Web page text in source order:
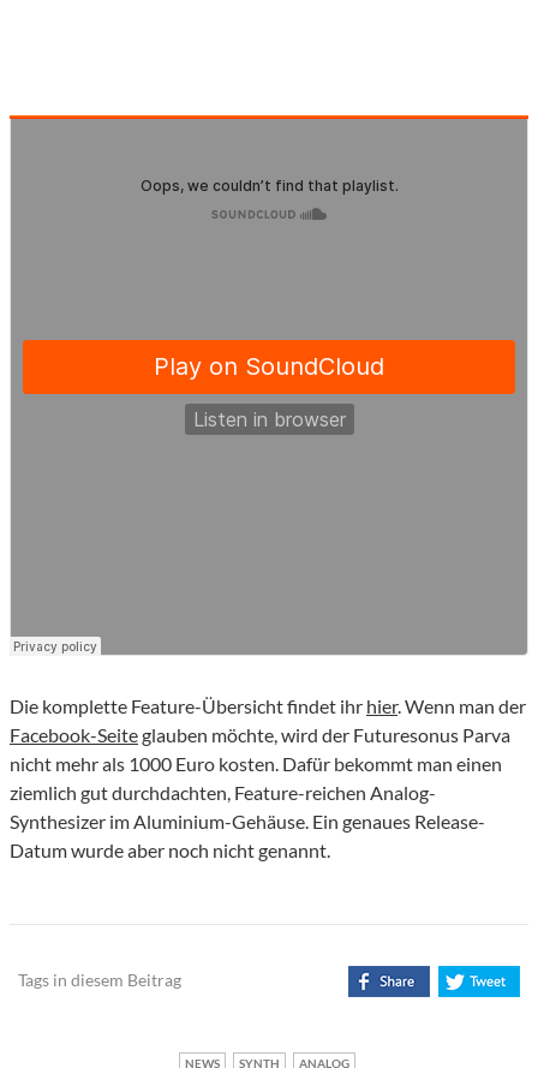
Die komplette Feature-Übersicht findet ihr hier. Wenn man der
Facebook-Seiteglauben möchte, wird der Futuresonus Parva
nicht mehr als 1000 Euro kosten. Dafür bekommt man einen
ziemlich gut durchdachten, Feature-reichen Analog-
Synthesizer im Aluminium-Gehäuse. Ein genaues Release-
Datum wurde aber noch nicht genannt.
Tags in diesem Beitrag
NEWS SYNTH ANALOG